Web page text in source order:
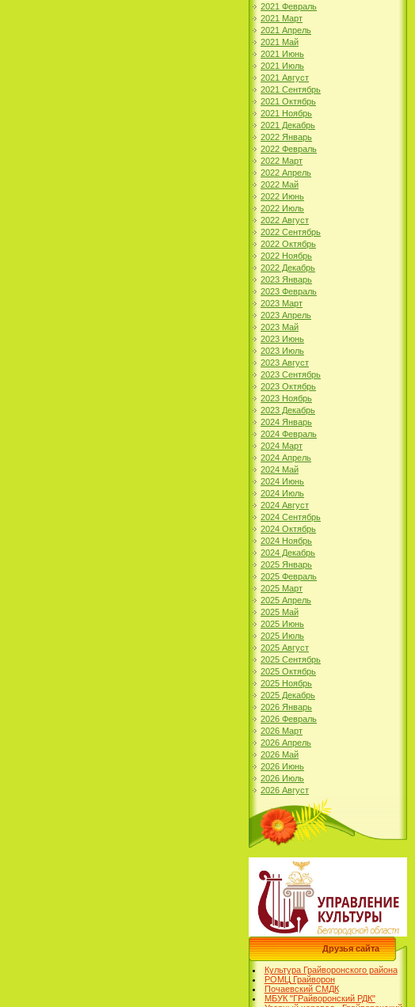
2021 Февраль
2021 Март
2021 Апрель
2021 Май
2021 Июнь
2021 Июль
2021 Август
2021 Сентябрь
2021 Октябрь
2021 Ноябрь
2021 Декабрь
2022 Январь
2022 Февраль
2022 Март
2022 Апрель
2022 Май
2022 Июнь
2022 Июль
2022 Август
2022 Сентябрь
2022 Октябрь
2022 Ноябрь
2022 Декабрь
2023 Январь
2023 Февраль
2023 Март
2023 Апрель
2023 Май
2023 Июнь
2023 Июль
2023 Август
2023 Сентябрь
2023 Октябрь
2023 Ноябрь
2023 Декабрь
2024 Январь
2024 Февраль
2024 Март
2024 Апрель
2024 Май
2024 Июнь
2024 Июль
2024 Август
2024 Сентябрь
2024 Октябрь
2024 Ноябрь
2024 Декабрь
2025 Январь
2025 Февраль
2025 Март
2025 Апрель
2025 Май
2025 Июнь
2025 Июль
2025 Август
2025 Сентябрь
2025 Октябрь
2025 Ноябрь
2025 Декабрь
2026 Январь
2026 Февраль
2026 Март
2026 Апрель
2026 Май
2026 Июнь
2026 Июль
2026 Август
Друзья сайта
Культура Грайворонского района
РОМЦ Грайворон
Почаевский СМДК
МБУК "ГРайворонский РДК"